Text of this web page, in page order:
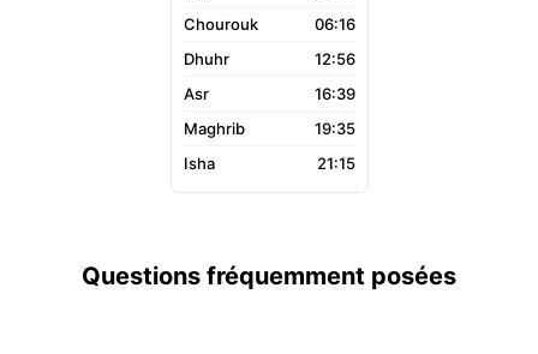
06:16
12:56
16:39
19:35
21:15
Questions fréquemment posées